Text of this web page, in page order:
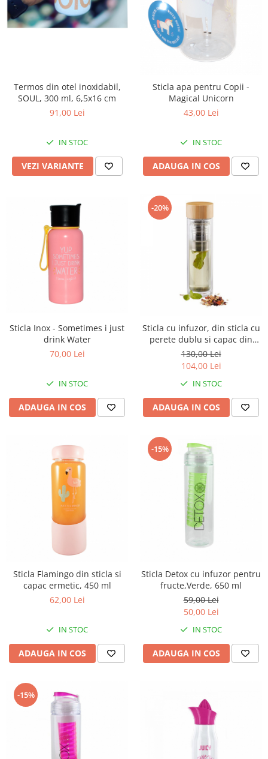
Termos din otel inoxidabil,
SOUL, 300 ml, 6,5x16 cm
91,00 Lei
IN STOC
VEZI VARIANTE
Sticla apa pentru Copii -
Magical Unicorn
43,00 Lei
IN STOC
ADAUGA IN COS
Sticla Inox - Sometimes i just
drink Water
70,00 Lei
IN STOC
ADAUGA IN COS
-20%
Sticla cu infuzor, din sticla cu
perete dublu si capac din
Bambus
130,00 Lei
104,00 Lei
IN STOC
ADAUGA IN COS
Sticla Flamingo din sticla si
capac ermetic, 450 ml
62,00 Lei
IN STOC
ADAUGA IN COS
-15%
Sticla Detox cu infuzor pentru
fructe,Verde, 650 ml
59,00 Lei
50,00 Lei
IN STOC
ADAUGA IN COS
-15%